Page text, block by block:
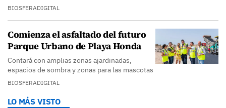
BIOSFERADIGITAL
Comienza el asfaltado del futuro
Parque Urbano de Playa Honda
Contará con amplias zonas ajardinadas,
espacios de sombra y zonas para las mascotas
BIOSFERADIGITAL
LO MÁS VISTO